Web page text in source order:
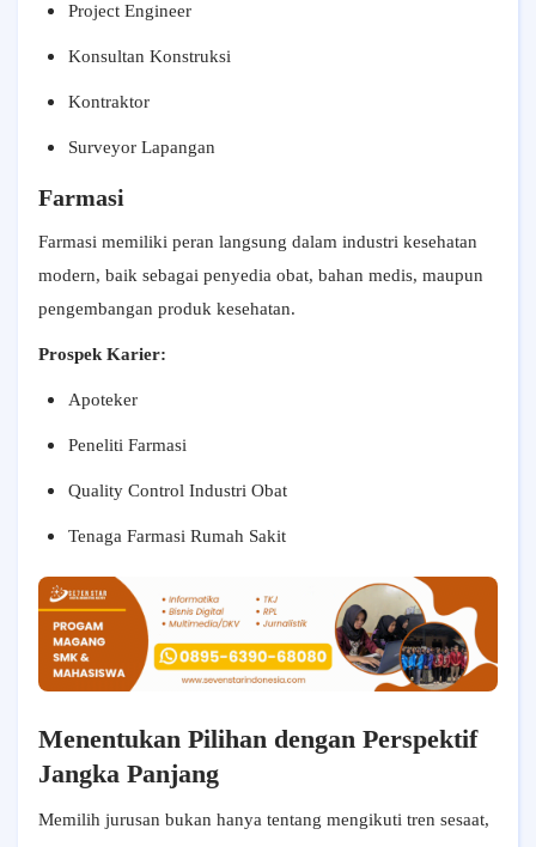
Project Engineer
Konsultan Konstruksi
Kontraktor
Surveyor Lapangan
Farmasi
Farmasi memiliki peran langsung dalam industri kesehatan
modern, baik sebagai penyedia obat, bahan medis, maupun
pengembangan produk kesehatan.
Prospek Karier:
Apoteker
Peneliti Farmasi
Quality Control Industri Obat
Tenaga Farmasi Rumah Sakit
Menentukan Pilihan dengan Perspektif
Jangka Panjang
Memilih jurusan bukan hanya tentang mengikuti tren sesaat,